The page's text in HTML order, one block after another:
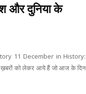
दुनिया के
11 December in History:
ख़बरों को लेकर आये हैं जो आज के दिन